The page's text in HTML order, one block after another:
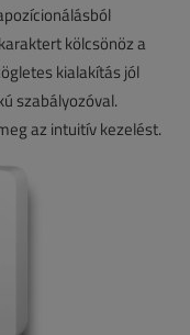
kölcsönöz a
kialakítás jól
szabályozóval.
az intuitív kezelést.